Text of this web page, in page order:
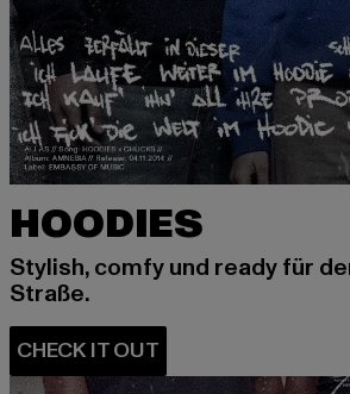
HOODIES
Stylish, comfy und ready für
Straße.